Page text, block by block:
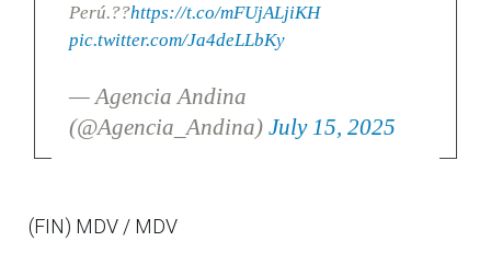
Perú.??https://t.co/mFUjALjiKH
pic.twitter.com/Ja4deLLbKy
— Agencia Andina
(@Agencia_Andina) July 15, 2025
(FIN) MDV / MDV